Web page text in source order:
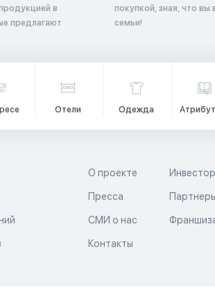
в
предлагают
покупкой, зная, что
семьи!
Отели Одежда
О проекте
Пресса
СМИ о нас
Контакты